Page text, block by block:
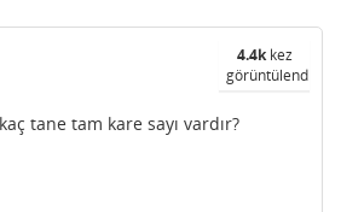
4.4kkez
görüntülendi
tane tam kare sayı vardır?